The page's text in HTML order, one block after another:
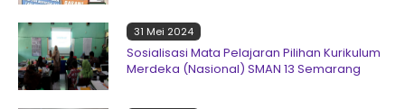
31 Mei 2024
Sosialisasi Mata Pelajaran Pilihan Kurikulum
Merdeka (Nasional) SMAN 13 Semarang